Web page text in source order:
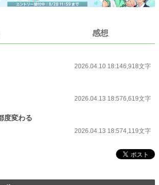
日から、ジークの前でだけリオハルトの完璧な理性が音
しようとしては惨敗するポンコツ貴族（受）と、不屈の
メ、堂々開幕。
話、二話目、三話目のみ再掲。
感想
2026.04.10 18:146,918文字
2026.04.13 18:576,619文字
度変わる
2026.04.13 18:574,119文字